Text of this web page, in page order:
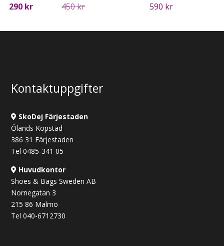
450krDet
priset
290 kr
Det
priset
590 kr
Kontaktuppgifter
SkoDej Färjestaden
Ölands Köpstad
386 31 Färjestaden
Tel 0485-341 05
Huvudkontor
Shoes & Bags Sweden AB
Nornegatan 3
215 86 Malmö
Tel 040-6712730